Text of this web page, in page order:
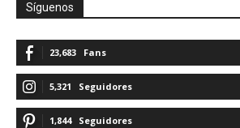
Síguenos
23,683 Fans
5,321 Seguidores
1,844 Seguidores